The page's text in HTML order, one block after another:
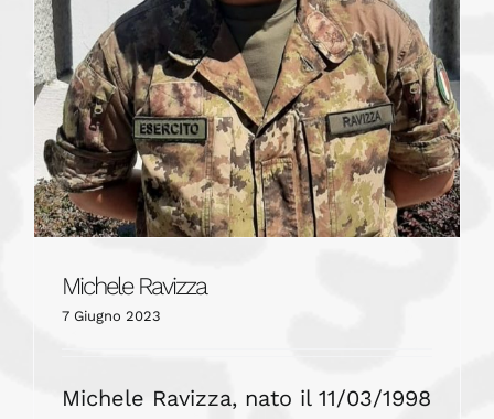
Michele Ravizza
7 Giugno 2023
Michele Ravizza, nato il 11/03/1998